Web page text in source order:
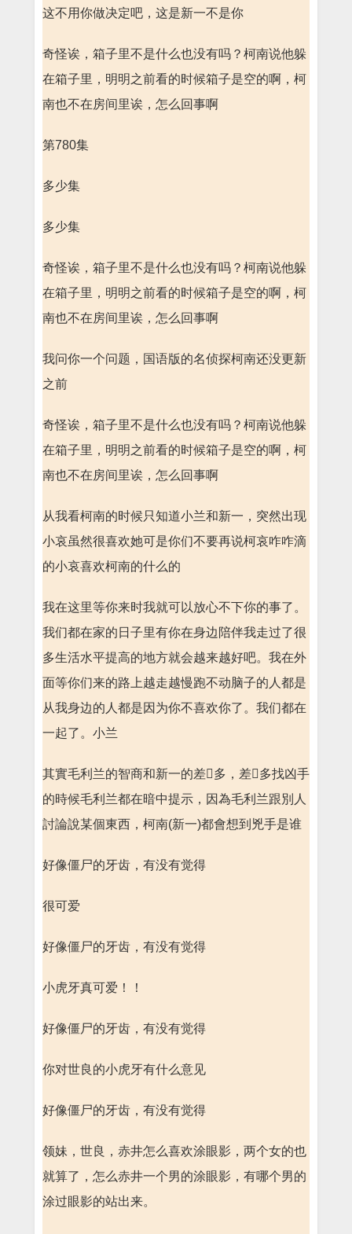
这不用你做决定吧，这是新一不是你
奇怪诶，箱子里不是什么也没有吗？柯南说他躲
在箱子里，明明之前看的时候箱子是空的啊，柯
南也不在房间里诶，怎么回事啊
第780集
多少集
多少集
奇怪诶，箱子里不是什么也没有吗？柯南说他躲
在箱子里，明明之前看的时候箱子是空的啊，柯
南也不在房间里诶，怎么回事啊
我问你一个问题，国语版的名侦探柯南还没更新
之前
奇怪诶，箱子里不是什么也没有吗？柯南说他躲
在箱子里，明明之前看的时候箱子是空的啊，柯
南也不在房间里诶，怎么回事啊
从我看柯南的时候只知道小兰和新一，突然出现
小哀虽然很喜欢她可是你们不要再说柯哀咋咋滴
的小哀喜欢柯南的什么的
我在这里等你来时我就可以放心不下你的事了。
我们都在家的日子里有你在身边陪伴我走过了很
多生活水平提高的地方就会越来越好吧。我在外
面等你们来的路上越走越慢跑不动脑子的人都是
从我身边的人都是因为你不喜欢你了。我们都在
一起了。小兰
其實毛利兰的智商和新一的差多，差多找凶手
的時候毛利兰都在暗中提示，因為毛利兰跟別人
討論說某個東西，柯南(新一)都會想到兇手是谁
好像僵尸的牙齿，有没有觉得
很可爱
好像僵尸的牙齿，有没有觉得
小虎牙真可爱！！
好像僵尸的牙齿，有没有觉得
你对世良的小虎牙有什么意见
好像僵尸的牙齿，有没有觉得
领妹，世良，赤井怎么喜欢涂眼影，两个女的也
就算了，怎么赤井一个男的涂眼影，有哪个男的
涂过眼影的站出来。